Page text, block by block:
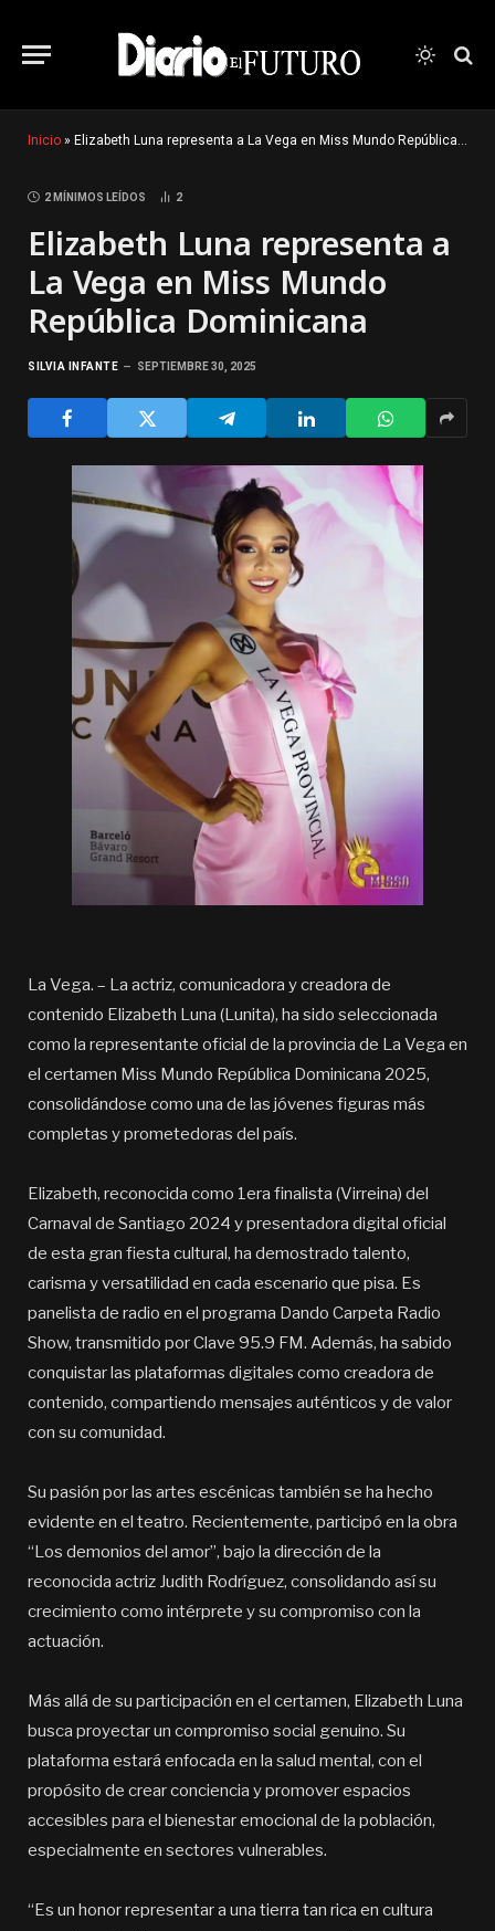
Inicio » Elizabeth Luna representa a La Vega en Miss Mundo República Dominicana
2 MÍNIMOS LEÍDOS 2
Elizabeth Luna representa a
La Vega en Miss Mundo
República Dominicana
SILVIA INFANTE SEPTIEMBRE 30, 2025
La Vega. – La actriz, comunicadora y creadora de
contenido Elizabeth Luna (Lunita), ha sido seleccionada
como la representante oficial de la provincia de La Vega en
el certamen Miss Mundo República Dominicana 2025,
consolidándose como una de las jóvenes figuras más
completas y prometedoras del país.
Elizabeth, reconocida como 1era finalista (Virreina) del
Carnaval de Santiago 2024 y presentadora digital oficial
de esta gran fiesta cultural, ha demostrado talento,
carisma y versatilidad en cada escenario que pisa. Es
panelista de radio en el programa Dando Carpeta Radio
Show, transmitido por Clave 95.9 FM. Además, ha sabido
conquistar las plataformas digitales como creadora de
contenido, compartiendo mensajes auténticos y de valor
con su comunidad.
Su pasión por las artes escénicas también se ha hecho
evidente en el teatro. Recientemente, participó en la obra
“Los demonios del amor”, bajo la dirección de la
reconocida actriz Judith Rodríguez, consolidando así su
crecimiento como intérprete y su compromiso con la
actuación.
Más allá de su participación en el certamen, Elizabeth Luna
busca proyectar un compromiso social genuino. Su
plataforma estará enfocada en la salud mental, con el
propósito de crear conciencia y promover espacios
accesibles para el bienestar emocional de la población,
especialmente en sectores vulnerables.
“Es un honor representar a una tierra tan rica en cultura